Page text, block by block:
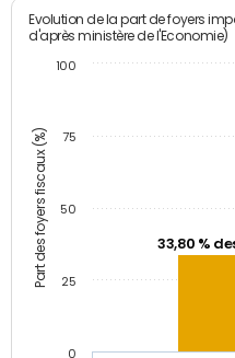
Part des foyers fiscaux (%)
Evolution de la part de foyers
d'après ministère de l'Economie)
33,80 %
0
25
50
75
100